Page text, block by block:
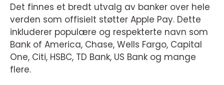
Det finnes et bredt utvalg av banker over hele
verden som offisielt støtter Apple Pay. Dette
inkluderer populære og respekterte navn som
Bank of America, Chase, Wells Fargo, Capital
One, Citi, HSBC, TD Bank, US Bank og mange
flere.